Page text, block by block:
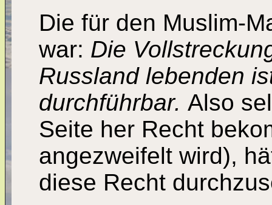
Die für den Muslim-
war: Die
Russland lebenden
durchführbar. Also
Seite her Recht
angezweifelt wird),
diese Recht